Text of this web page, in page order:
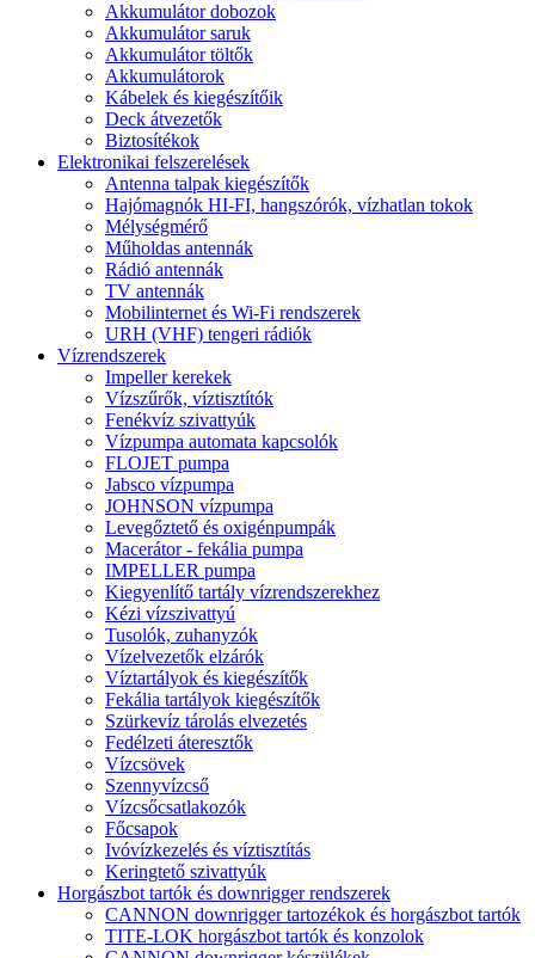
Akkumulátor dobozok
Akkumulátor saruk
Akkumulátor töltők
Akkumulátorok
Kábelek és kiegészítőik
Deck átvezetők
Biztosítékok
Elektronikai felszerelések
Antenna talpak kiegészítők
Hajómagnók HI-FI, hangszórók, vízhatlan tokok
Mélységmérő
Műholdas antennák
Rádió antennák
TV antennák
Mobilinternet és Wi-Fi rendszerek
URH (VHF) tengeri rádiók
Vízrendszerek
Impeller kerekek
Vízszűrők, víztisztítók
Fenékvíz szivattyúk
Vízpumpa automata kapcsolók
FLOJET pumpa
Jabsco vízpumpa
JOHNSON vízpumpa
Levegőztető és oxigénpumpák
Macerátor - fekália pumpa
IMPELLER pumpa
Kiegyenlítő tartály vízrendszerekhez
Kézi vízszivattyú
Tusolók, zuhanyzók
Vízelvezetők elzárók
Víztartályok és kiegészítők
Fekália tartályok kiegészítők
Szürkevíz tárolás elvezetés
Fedélzeti áteresztők
Vízcsövek
Szennyvízcső
Vízcsőcsatlakozók
Főcsapok
Ivóvízkezelés és víztisztítás
Keringtető szivattyúk
Horgászbot tartók és downrigger rendszerek
CANNON downrigger tartozékok és horgászbot tartók
TITE-LOK horgászbot tartók és konzolok